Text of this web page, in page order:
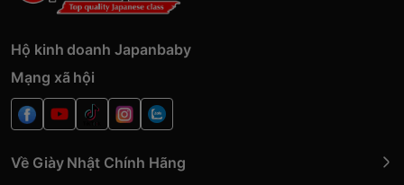
Hộ kinh doanh Japanbaby
Mạng xã hội
Về Giày Nhật Chính Hãng